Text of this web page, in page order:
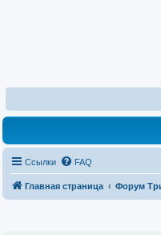
Ссылки FAQ
Главная страница Форум